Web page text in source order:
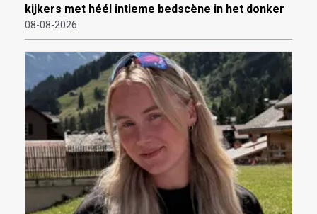
kijkers met héél intieme bedscène in het donker
08-08-2026